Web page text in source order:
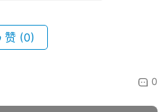
赞 (0)
0